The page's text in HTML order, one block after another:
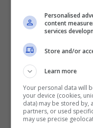
Fino a 2050€
Per i nuovi utenti
Bonus
Personalised
content
services
Store and/or
Learn more
Your personal data will
your device (cookies,
data) may be stored by,
partners, or used
may use precise